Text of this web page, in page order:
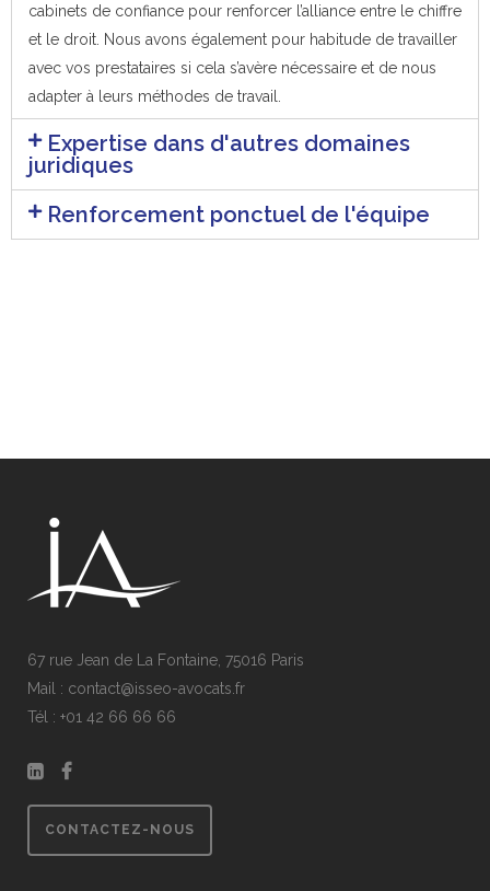
cabinets de confiance pour renforcer l’alliance entre le chiffre
et le droit. Nous avons également pour habitude de travailler
avec vos prestataires si cela s’avère nécessaire et de nous
adapter à leurs méthodes de travail.
Expertise dans d'autres domaines
juridiques
Renforcement ponctuel de l'équipe
67 rue Jean de La Fontaine, 75016 Paris
Mail : contact@isseo-avocats.fr
Tél : +01 42 66 66 66
CONTACTEZ-NOUS